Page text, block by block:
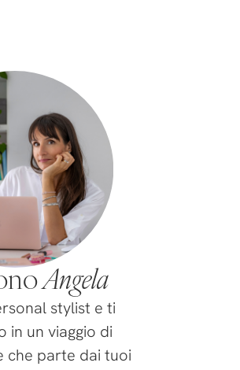
Angela
stylist e ti
in un viaggio di
che parte dai tuoi